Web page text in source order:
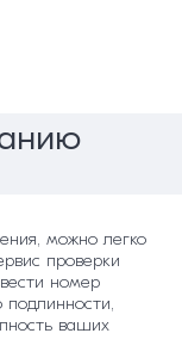
можно легко
проверки
номер
подлинности,
ваших